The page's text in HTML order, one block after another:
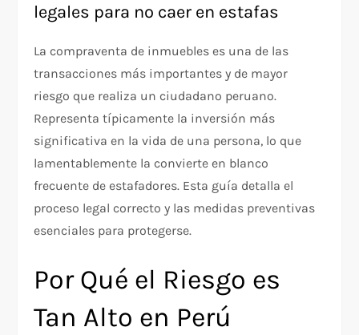
legales para no caer en estafas
La compraventa de inmuebles es una de las
transacciones más importantes y de mayor
riesgo que realiza un ciudadano peruano.
Representa típicamente la inversión más
significativa en la vida de una persona, lo que
lamentablemente la convierte en blanco
frecuente de estafadores. Esta guía detalla el
proceso legal correcto y las medidas preventivas
esenciales para protegerse.​
Por Qué el Riesgo es
Tan Alto en Perú